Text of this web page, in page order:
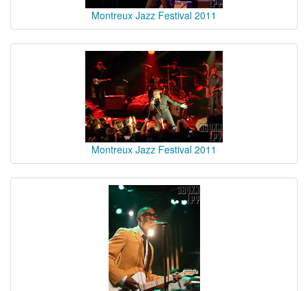
Montreux Jazz Festival 2011
Montreux Jazz Festival 2011